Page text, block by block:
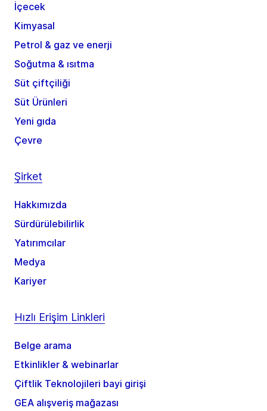
İçecek
Kimyasal
Petrol & gaz ve enerji
Soğutma & ısıtma
Süt çiftçiliği
Süt Ürünleri
Yeni gıda
Çevre
Şirket
Hakkımızda
Sürdürülebilirlik
Yatırımcılar
Medya
Kariyer
Hızlı Erişim Linkleri
Belge arama
Etkinlikler & webinarlar
Çiftlik Teknolojileri bayi girişi
GEA alışveriş mağazası